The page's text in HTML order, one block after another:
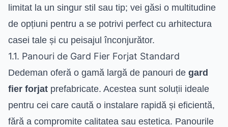
limitat la un singur stil sau tip; vei găsi o multitudine
de opțiuni pentru a se potrivi perfect cu arhitectura
casei tale și cu peisajul înconjurător.
1.1. Panouri de Gard Fier Forjat Standard
Dedeman oferă o gamă largă de panouri de gard
fier forjat prefabricate. Acestea sunt soluții ideale
pentru cei care caută o instalare rapidă și eficientă,
fără a compromite calitatea sau estetica. Panourile